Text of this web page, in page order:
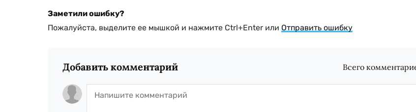
Заметили ошибку?
Пожалуйста, выделите ее мышкой и нажмите Ctrl+Enter или Отправить ошибку
Добавить комментарий Всего